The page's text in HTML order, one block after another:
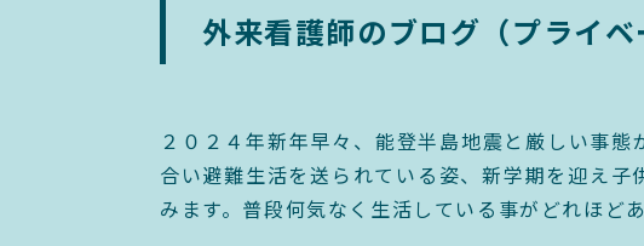
外来看護師のブログ（プライベ
２０２４年新年早々、能登半島地震と厳しい事
合い避難生活を送られている姿、新学期を迎え
みます。普段何気なく生活している事がどれほど